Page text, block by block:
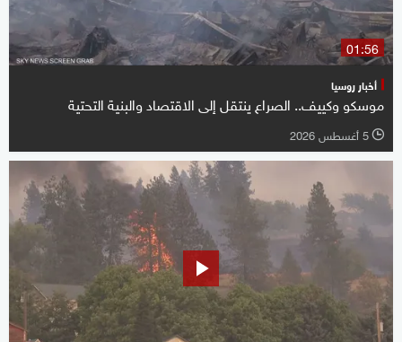
01:56
أخبار روسيا
موسكو وكييف.. الصراع ينتقل إلى الاقتصاد والبنية التحتية
l 5 أغسطس 2026